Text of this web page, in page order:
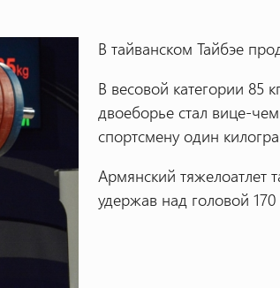
В тайванском Тайбэе
В весовой категории 85
двоеборье стал вице-
спортсмену один
Армянский тяжелоатлет
удержав над головой 170